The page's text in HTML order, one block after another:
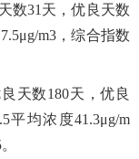
数31天，优良天数
m3，综合指数
天数180天，优良
平均浓度41.3μg/m